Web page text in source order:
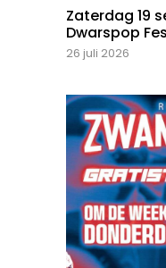
Zaterdag 19
Dwarspop
26 juli 2026